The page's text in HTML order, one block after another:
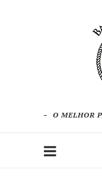
O MELHOR